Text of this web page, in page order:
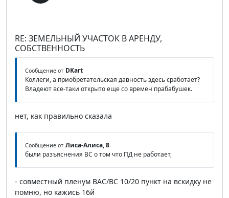
RE: ЗЕМЕЛЬНЫЙ УЧАСТОК В АРЕНДУ,
СОБСТВЕННОСТЬ
Сообщение от DKart
Коллеги, а приобретательская давность здесь сработает?
Владеют все-таки открыто еще со времен прабабушек.
нет, как правильно сказала
Сообщение от Лиса-Алиса, 8
были разъяснения ВС о том что ПД не работает,
- совместный пленум ВАС/ВС 10/20 пункт на вскидку не
помню, но кажись 16й